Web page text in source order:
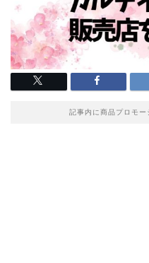
記事内に商品プロモ